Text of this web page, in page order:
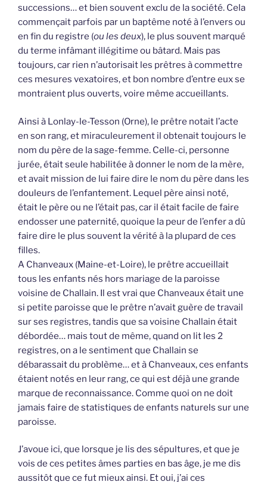
successions… et bien souvent exclu de la société. Cela
commençait parfois par un baptême noté à l’envers ou
en fin du registre (ou les deux), le plus souvent marqué
du terme infâmant illégitime ou bâtard. Mais pas
toujours, car rien n’autorisait les prêtres à commettre
ces mesures vexatoires, et bon nombre d’entre eux se
montraient plus ouverts, voire même accueillants.
Ainsi à Lonlay-le-Tesson (Orne), le prêtre notait l’acte
en son rang, et miraculeurement il obtenait toujours le
nom du père de la sage-femme. Celle-ci, personne
jurée, était seule habilitée à donner le nom de la mère,
et avait mission de lui faire dire le nom du père dans les
douleurs de l’enfantement. Lequel père ainsi noté,
était le père ou ne l’était pas, car il était facile de faire
endosser une paternité, quoique la peur de l’enfer a dû
faire dire le plus souvent la vérité à la plupard de ces
filles.
A Chanveaux (Maine-et-Loire), le prêtre accueillait
tous les enfants nés hors mariage de la paroisse
voisine de Challain. Il est vrai que Chanveaux était une
si petite paroisse que le prêtre n’avait guère de travail
sur ses registres, tandis que sa voisine Challain était
débordée… mais tout de même, quand on lit les 2
registres, on a le sentiment que Challain se
débarassait du problème… et à Chanveaux, ces enfants
étaient notés en leur rang, ce qui est déjà une grande
marque de reconnaissance. Comme quoi on ne doit
jamais faire de statistiques de enfants naturels sur une
paroisse.
J’avoue ici, que lorsque je lis des sépultures, et que je
vois de ces petites âmes parties en bas âge, je me dis
aussitôt que ce fut mieux ainsi. Et oui, j’ai ces